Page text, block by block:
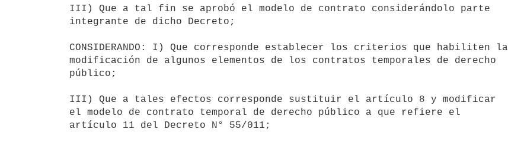
III) Que a tal fin se aprobó el modelo de contrato considerándolo parte
integrante de dicho Decreto;
CONSIDERANDO: I) Que corresponde establecer los criterios que habiliten la
modificación de algunos elementos de los contratos temporales de derecho
público;
III) Que a tales efectos corresponde sustituir el artículo 8 y modificar
el modelo de contrato temporal de derecho público a que refiere el
artículo 11 del Decreto N° 55/011;